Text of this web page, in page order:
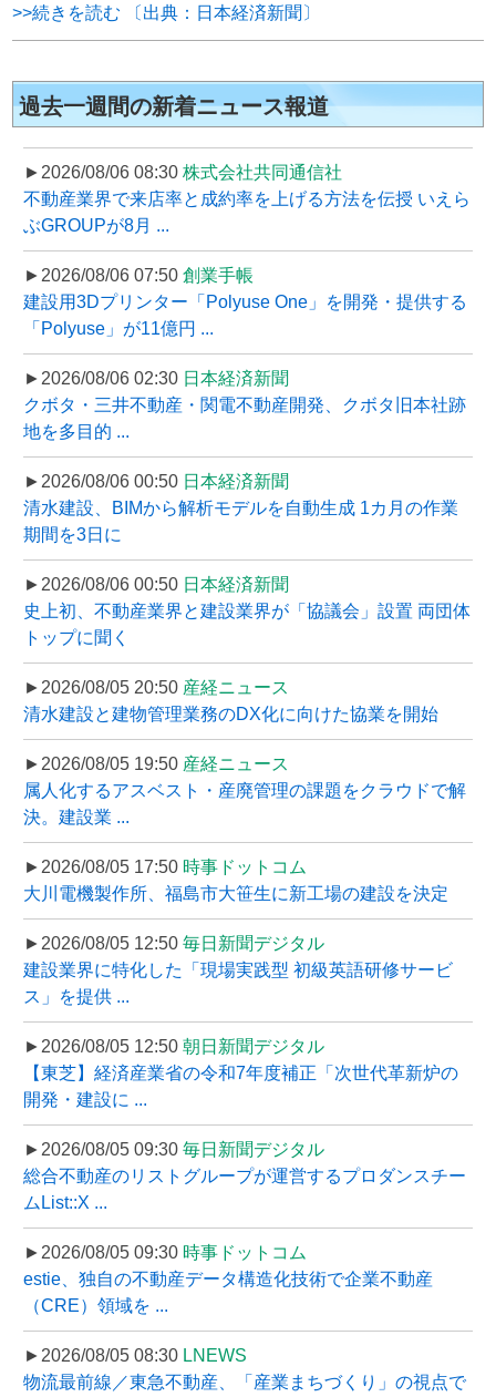
>>続きを読む 〔出典：日本経済新聞〕
過去一週間の新着ニュース報道
►2026/08/06 08:30 株式会社共同通信社
不動産業界で来店率と成約率を上げる方法を伝授 いえら
ぶGROUPが8月 ...
►2026/08/06 07:50 創業手帳
建設用3Dプリンター「Polyuse One」を開発・提供する
「Polyuse」が11億円 ...
►2026/08/06 02:30 日本経済新聞
クボタ・三井不動産・関電不動産開発、クボタ旧本社跡
地を多目的 ...
►2026/08/06 00:50 日本経済新聞
清水建設、BIMから解析モデルを自動生成 1カ月の作業
期間を3日に
►2026/08/06 00:50 日本経済新聞
史上初、不動産業界と建設業界が「協議会」設置 両団体
トップに聞く
►2026/08/05 20:50 産経ニュース
清水建設と建物管理業務のDX化に向けた協業を開始
►2026/08/05 19:50 産経ニュース
属人化するアスベスト・産廃管理の課題をクラウドで解
決。建設業 ...
►2026/08/05 17:50 時事ドットコム
大川電機製作所、福島市大笹生に新工場の建設を決定
►2026/08/05 12:50 毎日新聞デジタル
建設業界に特化した「現場実践型 初級英語研修サービ
ス」を提供 ...
►2026/08/05 12:50 朝日新聞デジタル
【東芝】経済産業省の令和7年度補正「次世代革新炉の
開発・建設に ...
►2026/08/05 09:30 毎日新聞デジタル
総合不動産のリストグループが運営するプロダンスチー
ムList::X ...
►2026/08/05 09:30 時事ドットコム
estie、独自の不動産データ構造化技術で企業不動産
（CRE）領域を ...
►2026/08/05 08:30 LNEWS
物流最前線／東急不動産、「産業まちづくり」の視点で